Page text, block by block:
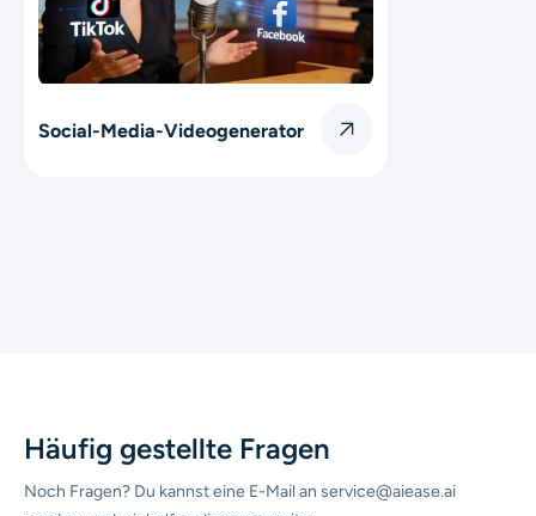
Social-Media-Videogenerator
Häufig gestellte Fragen
Noch Fragen? Du kannst eine E-Mail an service@aiease.ai